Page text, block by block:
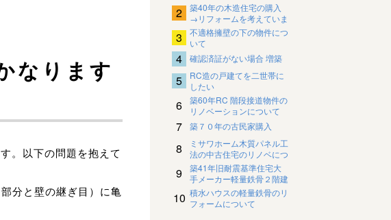
なります
。以下の問題を抱えて
分と壁の継ぎ目）に亀
2
築40年の木造住宅の購入
→リフォームを考えていま
す。
3
不適格擁壁の下の物件につ
いて
4 確認済証がない場合 増築
5
RC造の戸建てを二世帯に
したい
6
築60年RC 階段接道物件の
リノベーションについて
7 築７０年の古民家購入
8
ミサワホーム木質パネル工
法の中古住宅のリノベにつ
いて
9
築41年旧耐震基準住宅大
手メーカー軽量鉄骨２階建
住宅のリノベーションにつ
いて
10 積水ハウスの軽量鉄骨のリ
フォームについて